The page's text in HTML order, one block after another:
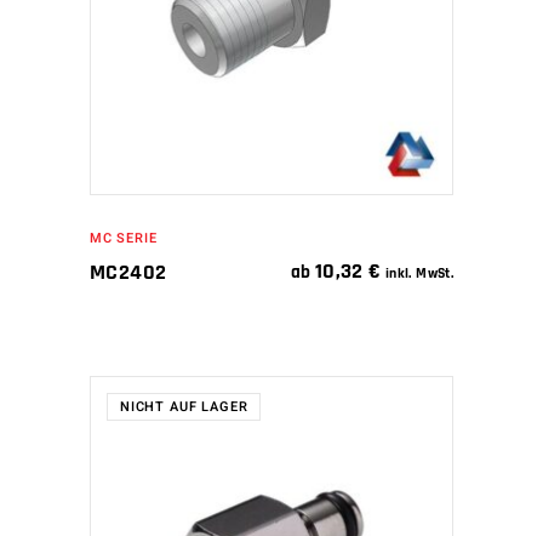
IN DEN WARENKORB
MC SERIE
MC2402 ab 10,32€ inkl. MwSt.
NICHT AUF LAGER